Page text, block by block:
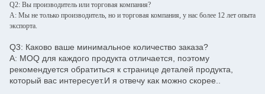
Q2: Вы производитель или торговая компания?
A: Мы не только производитель, но и торговая компания, у нас более 12 лет опыта
экспорта.
Q3: Каково ваше минимальное количество заказа?
A: MOQ для каждого продукта отличается, поэтому
рекомендуется обратиться к странице деталей продукта,
который вас интересует.И я отвечу как можно скорее..